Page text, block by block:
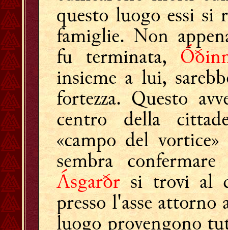
questo luogo essi si
famiglie. Non
fu terminata,
insieme a lui,
fortezza. Questo
centro della
«campo del
sembra
Ásgarðrsi trovi al
presso l'asse
luogo provengono